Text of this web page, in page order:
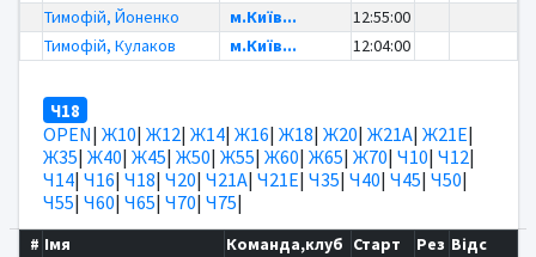
Тимофій, Йоненко
м.Київ...
12:55:00
Тимофій, Кулаков
м.Київ... 12:04:00
Ч18
OPEN| Ж10| Ж12| Ж14| Ж16| Ж18| Ж20| Ж21А| Ж21Е|
Ж35| Ж40| Ж45| Ж50| Ж55| Ж60| Ж65| Ж70| Ч10| Ч12|
Ч14| Ч16| Ч18| Ч20| Ч21А| Ч21Е| Ч35| Ч40| Ч45| Ч50|
Ч55| Ч60| Ч65| Ч70| Ч75|
# Імя Команда,клуб Старт Рез Відс